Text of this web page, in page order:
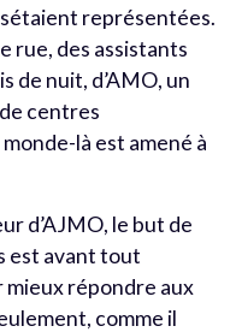
représentées.
rue, des assistants
de nuit, d’AMO, un
centres
là est amené à
d’AJMO, le but de
est avant tout
mieux répondre aux
comme il